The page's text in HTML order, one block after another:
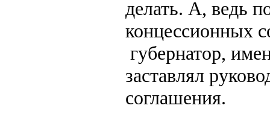
делать. А, ведь
концессионных
губернатор,
заставлял
соглашения.